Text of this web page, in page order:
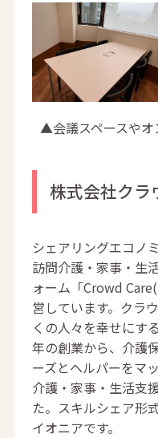
▲会議スペースやオ
株式会社クラ
シェアリングエコノ
訪問介護・家事・生
ォーム「Crowd
営しています。クラ
くの人々を幸せにす
年の創業から、介護
ーズとヘルパーをマ
介護・家事・生活支
た。スキルシェア形
イオニアです。